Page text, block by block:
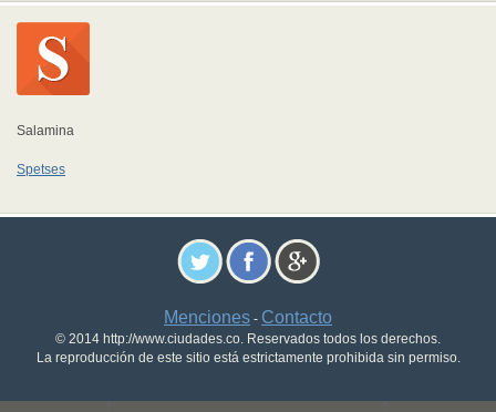
Salamina
Spetses
Menciones - Contacto
© 2014 http://www.ciudades.co. Reservados todos los derechos.
La reproducción de este sitio está estrictamente prohibida sin permiso.